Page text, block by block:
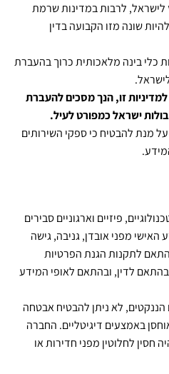
לרבות במדינות שרמת
שונה מזו הקבועה בדין
כלי בינה מלאכותית כרוך בהעברת
זו, הנך מסכים להעברת
ישראל כמפורט לעיל.
מנת להבטיח כי ספקי השירותים
פיזיים וארגוניים סבירים
מפני אובדן, גניבה, גישה
לתקנות הגנת הפרטיות
מידע), התשע"ז-2017, בהתאם לדין, ובהתאם לאופי המידע
לא ניתן להבטיח אבטחה
באמצעים דיגיטליים. החברה
חסין לחלוטין מפני חדירות או